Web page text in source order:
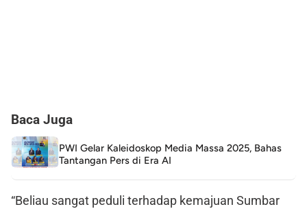
Baca Juga
PWI Gelar Kaleidoskop Media Massa 2025, Bahas
Tantangan Pers di Era AI
“Beliau sangat peduli terhadap kemajuan Sumbar